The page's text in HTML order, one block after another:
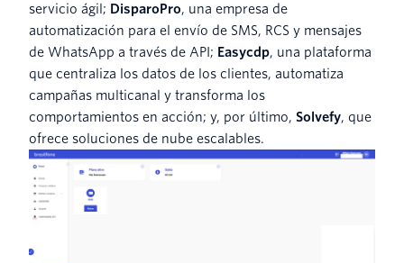
servicio ágil; DisparoPro, una empresa de
automatización para el envío de SMS, RCS y mensajes
de WhatsApp a través de API; Easycdp, una plataforma
que centraliza los datos de los clientes, automatiza
campañas multicanal y transforma los
comportamientos en acción; y, por último, Solvefy, que
ofrece soluciones de nube escalables.